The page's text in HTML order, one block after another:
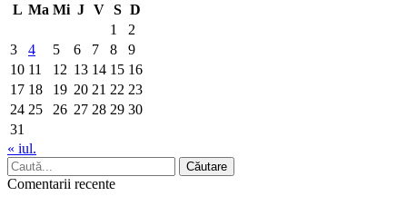
L Ma Mi J V S D
1
2
3
4 5 6 7 8
9
10 11 12 13 14 15 16
17 18 19 20 21 22 23
24 25 26 27 28 29 30
31
« iul.
Comentarii recente